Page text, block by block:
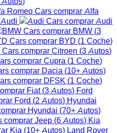
Alfa
Audi
Audi
BMW (3
BYD (1 Coche)
Citroen (3 Autos)
Cupra (1 Coche)
Dacia (10+ Autos)
DFSK (1 Coche)
Fiat (3 Autos) Ford
Ford (2 Autos) Hyundai
Hyundai (70+ Autos)
Jeep (6 Autos) Kia
Kia (10+ Autos) Land Rover